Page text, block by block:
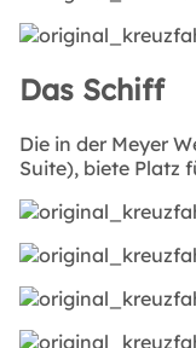
Das Schiff
Die in der Meyer
Suite), biete Platz